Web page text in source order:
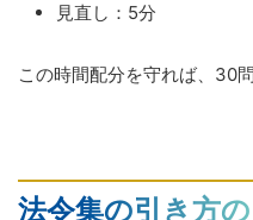
見直し：5分
この時間配分を守れば、30
法令集の引き方